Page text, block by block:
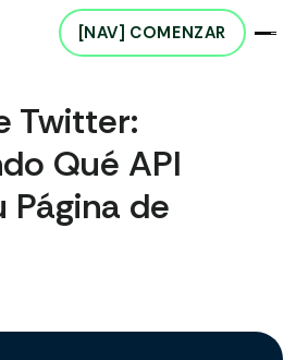
[NAV] COMENZAR
Twitter:
Qué API
Página de